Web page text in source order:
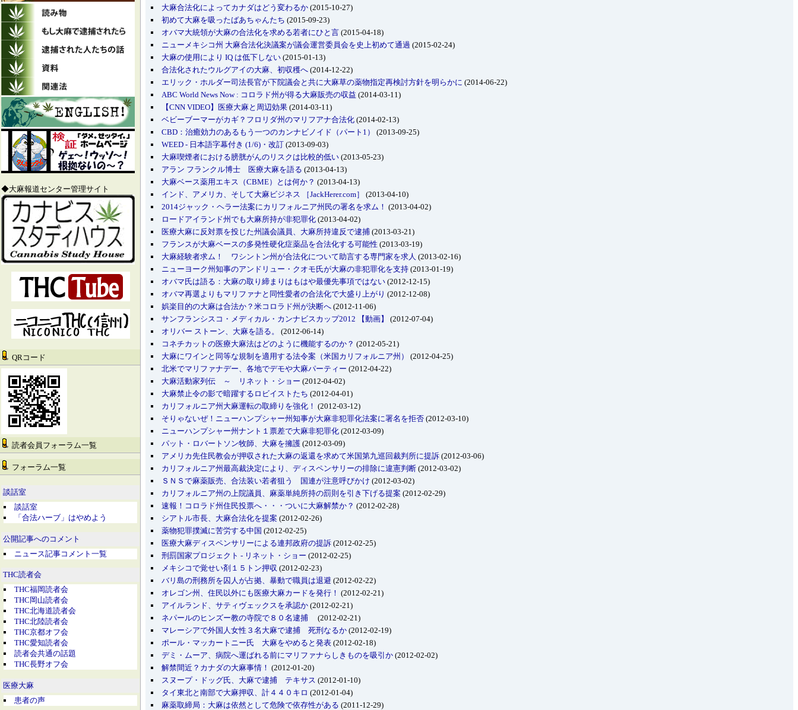
◆大麻報道センター管理サイト
QRコード
読者会員フォーラム一覧
フォーラム一覧
談話室
談話室
「合法ハーブ」はやめよう
公開記事へのコメント
ニュース記事コメント一覧
THC読者会
THC福岡読者会
THC岡山読者会
THC北海道読者会
THC北陸読者会
THC京都オフ会
THC愛知読者会
読者会共通の話題
THC長野オフ会
医療大麻
患者の声
大麻合法化によってカナダはどう変わるか (2015-10-27)
初めて大麻を吸ったばあちゃんたち (2015-09-23)
オバマ大統領が大麻の合法化を求める若者にひと言 (2015-04-18)
ニューメキシコ州 大麻合法化決議案が議会運営委員会を史上初めて通過 (2015-02-24)
大麻の使用により IQ は低下しない (2015-01-13)
合法化されたウルグアイの大麻、初収穫へ (2014-12-22)
エリック・ホルダー司法長官が下院議会と共に大麻草の薬物指定再検討方針を明らかに (2014-06-22)
ABC World News Now : コロラド州が得る大麻販売の収益 (2014-03-11)
【CNN VIDEO】医療大麻と周辺効果 (2014-03-11)
ベビーブーマーがカギ？フロリダ州のマリフアナ合法化 (2014-02-13)
CBD：治癒効力のあるもう一つのカンナビノイド（パート1）
(2013-09-25)
WEED - 日本語字幕付き (1/6)・改訂 (2013-09-03)
大麻喫煙者における膀胱がんのリスクは比較的低い (2013-05-23)
アラン フランクル博士 医療大麻を語る (2013-04-13)
大麻ベース薬用エキス（CBME）とは何か？ (2013-04-13)
インド、アメリカ、そして大麻ビジネス ［JackHerer.com］
(2013-04-10)
2014ジャック・ヘラー法案にカリフォルニア州民の署名を求ム！ (2013-04-02)
ロードアイランド州でも大麻所持が非犯罪化 (2013-04-02)
医療大麻に反対票を投じた州議会議員、大麻所持違反で逮捕 (2013-03-21)
フランスが大麻ベースの多発性硬化症薬品を合法化する可能性 (2013-03-19)
大麻経験者求ム！ ワシントン州が合法化について助言する専門家を求人 (2013-02-16)
ニューヨーク州知事のアンドリュー・クオモ氏が大麻の非犯罪化を支持 (2013-01-19)
オバマ氏は語る：大麻の取り締まりはもはや最優先事項ではない (2012-12-15)
オバマ再選よりもマリファナと同性愛者の合法化で大盛り上がり (2012-12-08)
娯楽目的の大麻は合法か？米コロラド州が決断へ (2012-11-06)
サンフランシスコ・メディカル・カンナビスカップ2012 【動画】
(2012-07-04)
オリバー ストーン、大麻を語る。
(2012-06-14)
コネチカットの医療大麻法はどのように機能するのか？ (2012-05-21)
大麻にワインと同等な規制を適用する法令案（米国カリフォルニア州）
(2012-04-25)
北米でマリファナデー、各地でデモや大麻パーティー (2012-04-22)
大麻活動家列伝 ～ リネット・ショー (2012-04-02)
大麻禁止令の影で暗躍するロビイストたち (2012-04-01)
カリフォルニア州大麻運転の取締りを強化！ (2012-03-12)
そりゃないぜ！ニューハンプシャー州知事が大麻非犯罪化法案に署名を拒否 (2012-03-10)
ニューハンプシャー州ナント１票差で大麻非犯罪化 (2012-03-09)
パット・ロバートソン牧師、大麻を擁護 (2012-03-09)
アメリカ先住民教会が押収された大麻の返還を求めて米国第九巡回裁判所に提訴 (2012-03-06)
カリフォルニア州最高裁決定により、ディスペンサリーの排除に違憲判断 (2012-03-02)
ＳＮＳで麻薬販売、合法装い若者狙う 国連が注意呼びかけ (2012-03-02)
カリフォルニア州の上院議員、麻薬単純所持の罰則を引き下げる提案 (2012-02-29)
速報！コロラド州住民投票へ・・・ついに大麻解禁か？ (2012-02-28)
シアトル市長、大麻合法化を提案 (2012-02-26)
薬物犯罪撲滅に苦労する中国 (2012-02-25)
医療大麻ディスペンサリーによる連邦政府の提訴 (2012-02-25)
刑罰国家プロジェクト - リネット・ショー (2012-02-25)
メキシコで覚せい剤１５トン押収 (2012-02-23)
バリ島の刑務所を囚人が占拠、暴動で職員は退避 (2012-02-22)
オレゴン州、住民以外にも医療大麻カードを発行！ (2012-02-21)
アイルランド、サティヴェックスを承認か (2012-02-21)
ネパールのヒンズー教の寺院で８０名逮捕
(2012-02-21)
マレーシアで外国人女性３名大麻で逮捕 死刑なるか (2012-02-19)
ポール・マッカートニー氏 大麻をやめると発表 (2012-02-18)
デミ・ムーア、病院へ運ばれる前にマリファナらしきものを吸引か (2012-02-02)
解禁間近？カナダの大麻事情！ (2012-01-20)
スヌープ・ドッグ氏、大麻で逮捕 テキサス (2012-01-10)
タイ東北と南部で大麻押収、計４４０キロ (2012-01-04)
麻薬取締局：大麻は依然として危険で依存性がある (2011-12-29)